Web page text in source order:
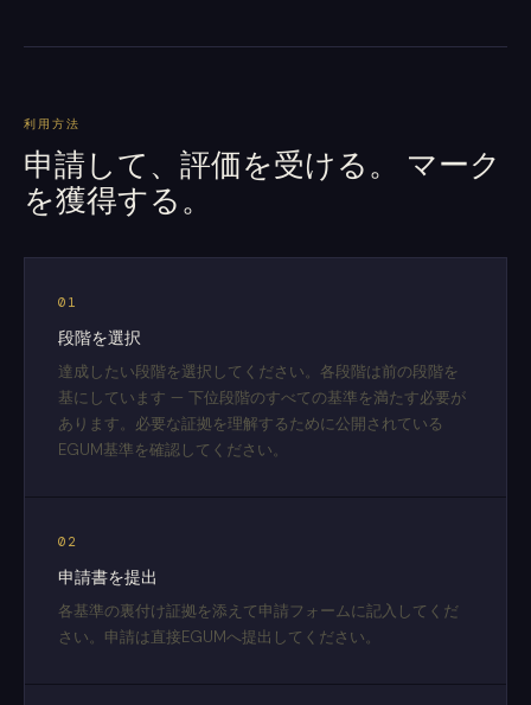
利用方法
申請して、評価を受ける。 マーク
を獲得する。
01
段階を選択
達成したい段階を選択してください。各段階は前の段階を
基にしています — 下位段階のすべての基準を満たす必要が
あります。必要な証拠を理解するために公開されている
EGUM基準を確認してください。
02
申請書を提出
各基準の裏付け証拠を添えて申請フォームに記入してくだ
さい。申請は直接EGUMへ提出してください。